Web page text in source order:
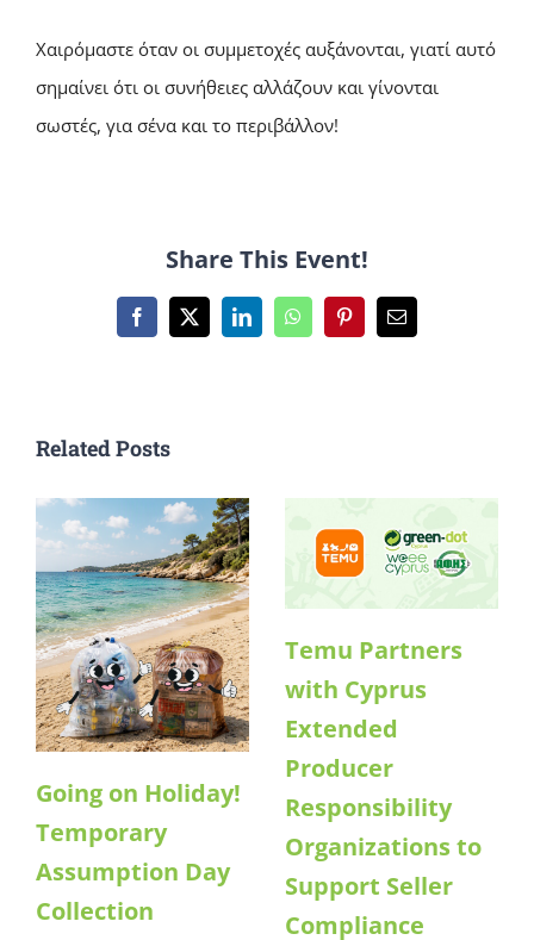
Χαιρόμαστε όταν οι συμμετοχές αυξάνονται, γιατί αυτό
σημαίνει ότι οι συνήθειες αλλάζουν και γίνονται
σωστές, για σένα και το περιβάλλον!
Share This Event!
Facebook
X LinkedInWhatsAppPinterestEmail
Related Posts
Going on Holiday!
Temporary
Assumption Day
Collection
Temu Partners
with Cyprus
Extended
Producer
Responsibility
Organizations to
Support Seller
Compliance